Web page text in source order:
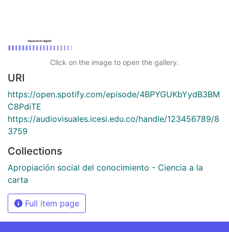
Click on the image to open the gallery.
URI
https://open.spotify.com/episode/4BPYGUKbYydB3BM
C8PdiTE
https://audiovisuales.icesi.edu.co/handle/123456789/8
3759
Collections
Apropiación social del conocimiento - Ciencia a la
carta
Full item page